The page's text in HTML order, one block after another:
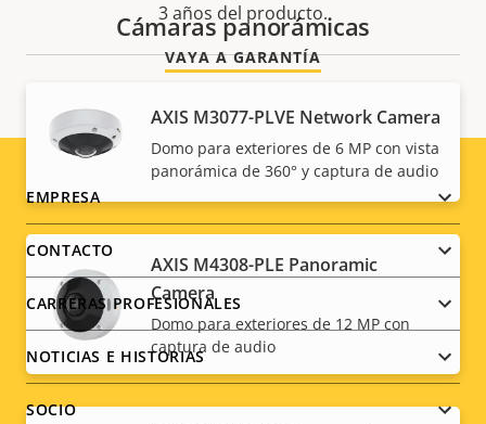
Cámaras panorámicas
AXIS M3077-PLVE Network Camera
Domo para exteriores de 6 MP con vista
panorámica de 360° y captura de audio
AXIS M4308-PLE Panoramic
Camera
Domo para exteriores de 12 MP con
captura de audio
3 años del producto.
VAYA A GARANTÍA
Footer
menu
EMPRESA
CONTACTO
CARRERAS PROFESIONALES
NOTICIAS E HISTORIAS
SOCIO